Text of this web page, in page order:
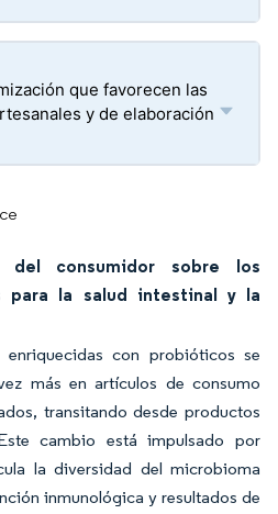
que favorecen las
y de elaboración
del consumidor sobre los
para la salud intestinal y la
enriquecidas con probióticos se
más en artículos de consumo
transitando desde productos
cambio está impulsado por
la diversidad del microbioma
inmunológica y resultados de